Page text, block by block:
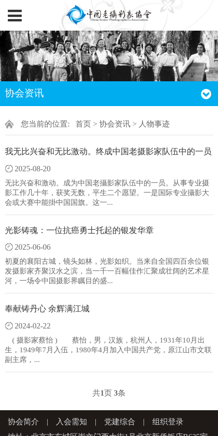
协会资讯
您当前的位置: 首页> 协会资讯> 人物事迹
我无比兴奋和无比激动。终成中国老摄影家队伍中的一员
2025-08-20
无比兴奋和激动。成为中国老攝影家队伍中的一员。从事专业摄
影工作几十年，获奖无数，平生二个愿望。一是国际专业攝影大
会或大赛中能掛中国国旗。这一...
光影铸魂：一位抗癌勇士托起的银发华章
2025-06-06
初夏的襄阳古城，镜头如林，光影如织。当来自全国四百余位银
发摄影家齐聚汉水之滨，当一千一百幅佳作汇聚成壮阔的艺术星
河，一场令中国摄影界瞩目的盛...
奉献铸丹心 余辉满江城
2024-02-22
( 摄影家蔡怡 ) 蔡怡，男，汉族，杭州人，1931年10月出
生，1949年7月入伍，1980年4月加入中国共产党，原江山市文联
副主席，...
共1页 3条
协会简介 | 入会需知 | 党建综合 | 组织登录